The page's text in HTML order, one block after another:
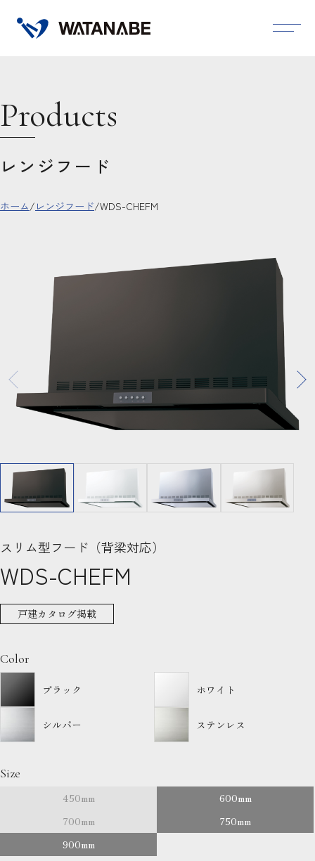
Products
レンジフード
ホーム/ レンジフード/WDS-CHEFM
スリム型フード（背梁対応）
WDS-CHEFM
戸建カタログ掲載
Color
ブラック ホワイト
シルバー ステンレス
Size
450mm
600mm
700mm
750mm
900mm